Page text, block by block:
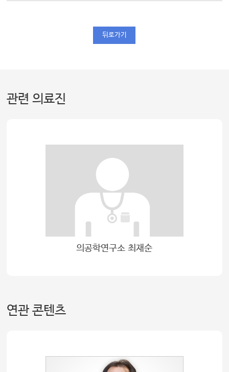
뒤로가기
관련 의료진
의공학연구소 최재순
연관 콘텐츠